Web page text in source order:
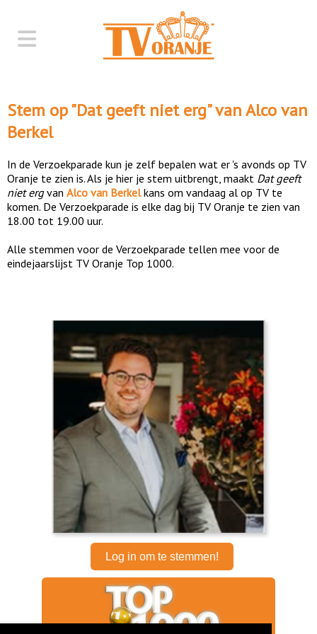
Stem op "Dat geeft niet erg" vanAlco van
Berkel
In de Verzoekparade kun je zelf bepalen wat er 's avonds op TV
Oranje te zien is. Als je hier je stem uitbrengt, maakt Dat geeft
niet ergvan Alco van Berkelkans om vandaag al op TV te
komen. De Verzoekparade is elke dag bij TV Oranje te zien van
18.00 tot 19.00 uur.
Alle stemmen voor de Verzoekparade tellen mee voor de
eindejaarslijst TV Oranje Top 1000.
Log in om te stemmen!